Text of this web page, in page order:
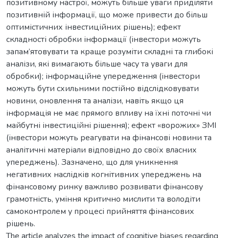
позитивному настрої, можуть більше уваги приділяти
позитивній інформації, що може привести до більш
оптимістичних інвестиційних рішень); ефект
складності обробки інформації (інвестори можуть
запам’ятовувати та краще розуміти складні та глибокі
аналізи, які вимагають більше часу та уваги для
обробки); інформаційне упередження (інвестори
можуть бути схильними постійно відслідковувати
новини, оновлення та аналізи, навіть якщо ця
інформація не має прямого впливу на їхні поточні чи
майбутні інвестиційні рішення); ефект «ворожих» ЗМІ
(інвестори можуть реагувати на фінансові новини та
аналітичні матеріали відповідно до своїх власних
упереджень). Зазначено, що для уникнення
негативних наслідків когнітивних упереджень на
фінансовому ринку важливо розвивати фінансову
грамотність, уміння критично мислити та володіти
самоконтролем у процесі прийняття фінансових
рішень.